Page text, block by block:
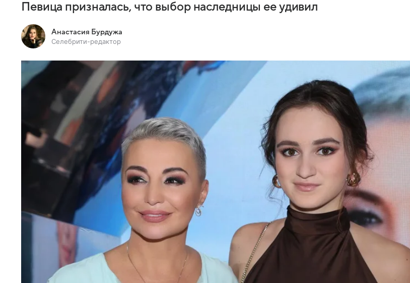
Певица призналась, что выбор наследницы ее удивил
Анастасия Бурдужа
Селебрити-редактор